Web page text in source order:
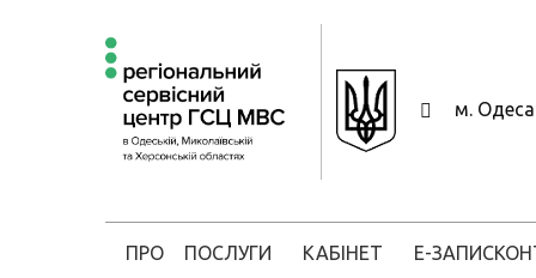
м.
ПРО ПОСЛУГИ КАБІНЕТ Е-ЗАПИС